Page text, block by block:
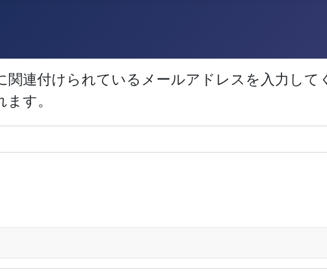
連付けられているメールアドレスを入力し
す。